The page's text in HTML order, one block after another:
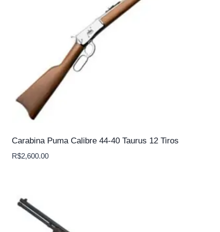
Carabina Puma Calibre 44-40 Taurus 12 Tiros
R$2,600.00